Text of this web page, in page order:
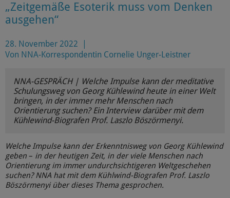
„Zeitgemäße Esoterik muss vom Denken
ausgehen“
28. November 2022
Von NNA-Korrespondentin Cornelie Unger-Leistner
NNA-GESPRÄCH | Welche Impulse kann der meditative
Schulungsweg von Georg Kühlewind heute in einer Welt
bringen, in der immer mehr Menschen nach
Orientierung suchen? Ein Interview darüber mit dem
Kühlewind-Biografen Prof. Laszlo Böszörmenyi.
Welche Impulse kann der Erkenntnisweg von Georg Kühlewind
geben – in der heutigen Zeit, in der viele Menschen nach
Orientierung im immer undurchsichtigeren Weltgeschehen
suchen? NNA hat mit dem Kühlwind-Biografen Prof. Laszlo
Böszörmenyi über dieses Thema gesprochen.